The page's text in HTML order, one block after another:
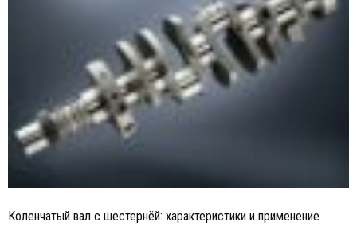
Коленчатый вал с шестернёй: характеристики и применение